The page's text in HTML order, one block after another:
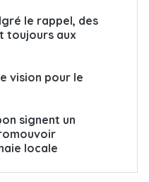
le rappel, des
toujours aux
vision pour le
signent un
locale